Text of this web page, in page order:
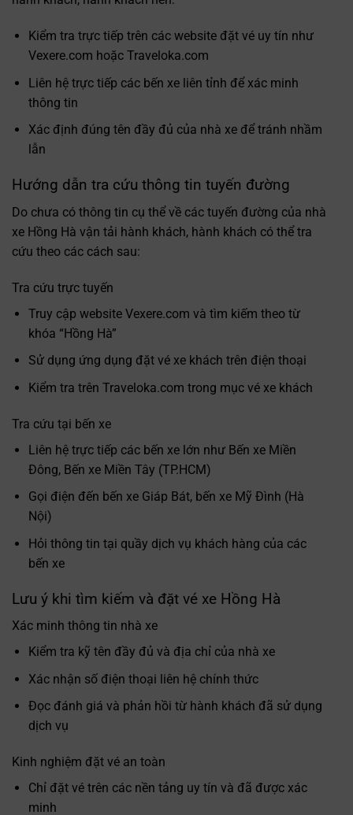
Kiểm tra trực tiếp trên các website đặt vé uy tín như
Vexere.com hoặc Traveloka.com
Liên hệ trực tiếp các bến xe liên tỉnh để xác minh
thông tin
Xác định đúng tên đầy đủ của nhà xe để tránh nhầm
lẫn
Hướng dẫn tra cứu thông tin tuyến đường
Do chưa có thông tin cụ thể về các tuyến đường của nhà
xe Hồng Hà vận tải hành khách, hành khách có thể tra
cứu theo các cách sau:
Tra cứu trực tuyến
Truy cập website Vexere.com và tìm kiếm theo từ
khóa “Hồng Hà”
Sử dụng ứng dụng đặt vé xe khách trên điện thoại
Kiểm tra trên Traveloka.com trong mục vé xe khách
Tra cứu tại bến xe
Liên hệ trực tiếp các bến xe lớn như Bến xe Miền
Đông, Bến xe Miền Tây (TP.HCM)
Gọi điện đến bến xe Giáp Bát, bến xe Mỹ Đình (Hà
Nội)
Hỏi thông tin tại quầy dịch vụ khách hàng của các
bến xe
Lưu ý khi tìm kiếm và đặt vé xe Hồng Hà
Xác minh thông tin nhà xe
Kiểm tra kỹ tên đầy đủ và địa chỉ của nhà xe
Xác nhận số điện thoại liên hệ chính thức
Đọc đánh giá và phản hồi từ hành khách đã sử dụng
dịch vụ
Kinh nghiệm đặt vé an toàn
Chỉ đặt vé trên các nền tảng uy tín và đã được xác
minh